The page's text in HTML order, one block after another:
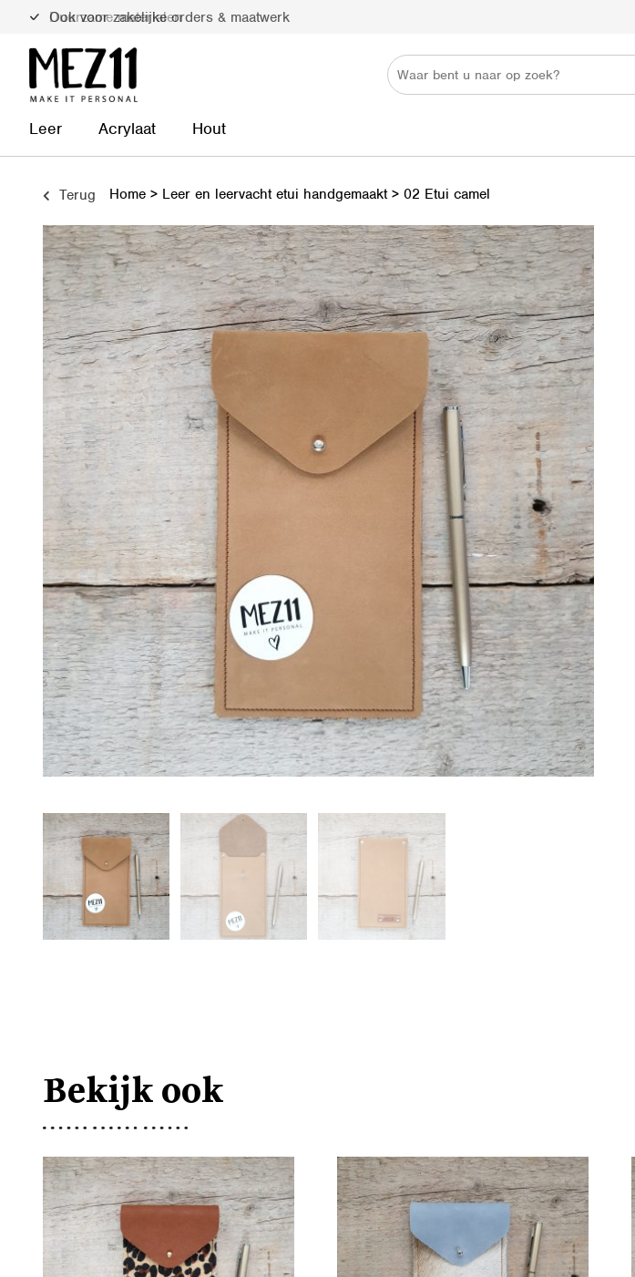
Duurzame materialen
Leer Acrylaat Hout
Terug Home > Leer en leervacht etui handgemaakt> 02 Etui camel
Bekijk ook